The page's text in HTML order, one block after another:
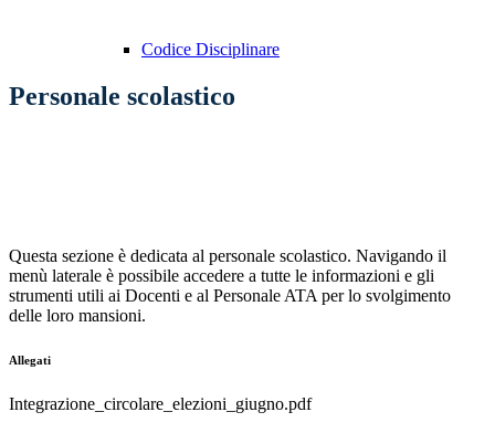
Codice Disciplinare
Personale scolastico
Questa sezione è dedicata al personale scolastico. Navigando il
menù laterale è possibile accedere a tutte le informazioni e gli
strumenti utili ai Docenti e al Personale ATA per lo svolgimento
delle loro mansioni.
Allegati
Integrazione_circolare_elezioni_giugno.pdf